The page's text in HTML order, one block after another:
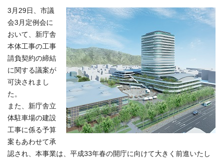
3月29日、市議
会3月定例会に
おいて、新庁舎
本体工事の工事
請負契約の締結
に関する議案が
可決されまし
た。
また、新庁舎立
体駐車場の建設
工事に係る予算
案もあわせて承
認され、本事業は、平成33年春の開庁に向けて大きく前進いたし